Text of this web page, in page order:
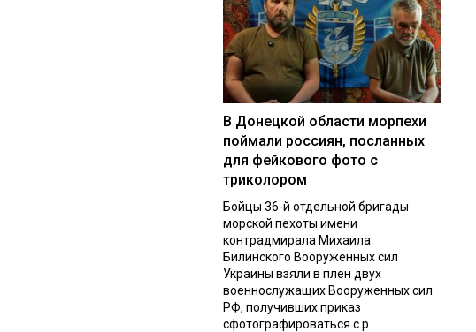
В Донецкой области морпехи
поймали россиян, посланных
для фейкового фото с
триколором
Бойцы 36-й отдельной бригады
морской пехоты имени
контрадмирала Михаила
Билинского Вооруженных сил
Украины взяли в плен двух
военнослужащих Вооруженных сил
РФ, получивших приказ
сфотографироваться с р...